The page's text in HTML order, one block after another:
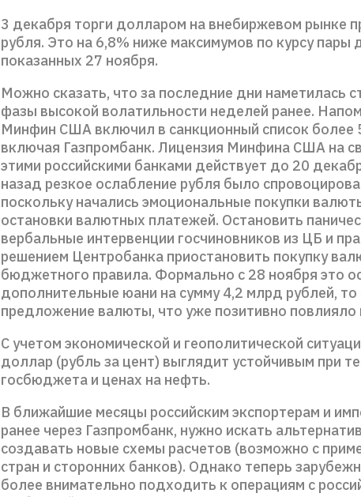
3 декабря торги долларом на внебиржевом рынке
рубля. Это на 6,8% ниже максимумов по курсу пары
показанных 27 ноября.
Можно сказать, что за последние дни наметилась
фазы высокой волатильности неделей ранее.
Минфин США включил в санкционный список более
включая Газпромбанк. Лицензия Минфина США на
этими российскими банками действует до 20
назад резкое ослабление рубля было
поскольку начались эмоциональные покупки
остановки валютных платежей. Остановить
вербальные интервенции госчиновников из ЦБ и
решением Центробанка приостановить покупку
бюджетного правила. Формально с 28 ноября это
дополнительные юани на сумму 4,2 млрд рублей,
предложение валюты, что уже позитивно повлияло
С учетом экономической и геополитической
доллар (рубль за цент) выглядит устойчивым при
госбюджета и ценах на нефть.
В ближайшие месяцы российским экспортерам и
ранее через Газпромбанк, нужно искать
создавать новые схемы расчетов (возможно с
стран и сторонних банков). Однако теперь
более внимательно подходить к операциям с